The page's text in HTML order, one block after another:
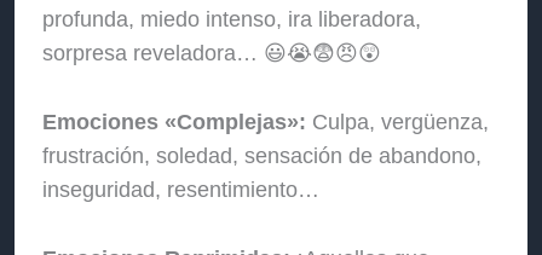
profunda, miedo intenso, ira liberadora,
sorpresa reveladora… 😃😭😨😠😲
Emociones «Complejas»: Culpa, vergüenza,
frustración, soledad, sensación de abandono,
inseguridad, resentimiento…